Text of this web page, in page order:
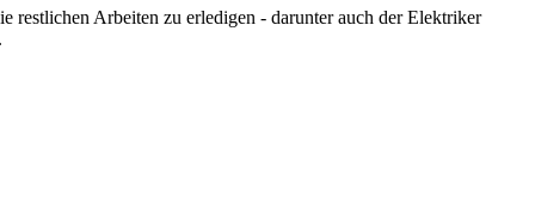
restlichen Arbeiten zu erledigen - darunter auch der Elektriker